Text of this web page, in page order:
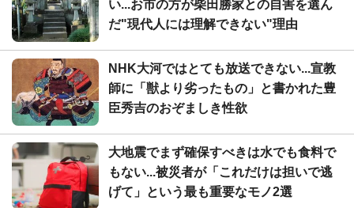
い...お市の方が柴田勝家との自害を選ん
だ"現代人には理解できない"理由
NHK大河ではとても放送できない...宣教
師に「獣より劣ったもの」と書かれた豊
臣秀吉のおぞましき性欲
大地震でまず確保すべきは水でも食料で
もない...被災者が「これだけは担いで逃
げて」という最も重要なモノ2選